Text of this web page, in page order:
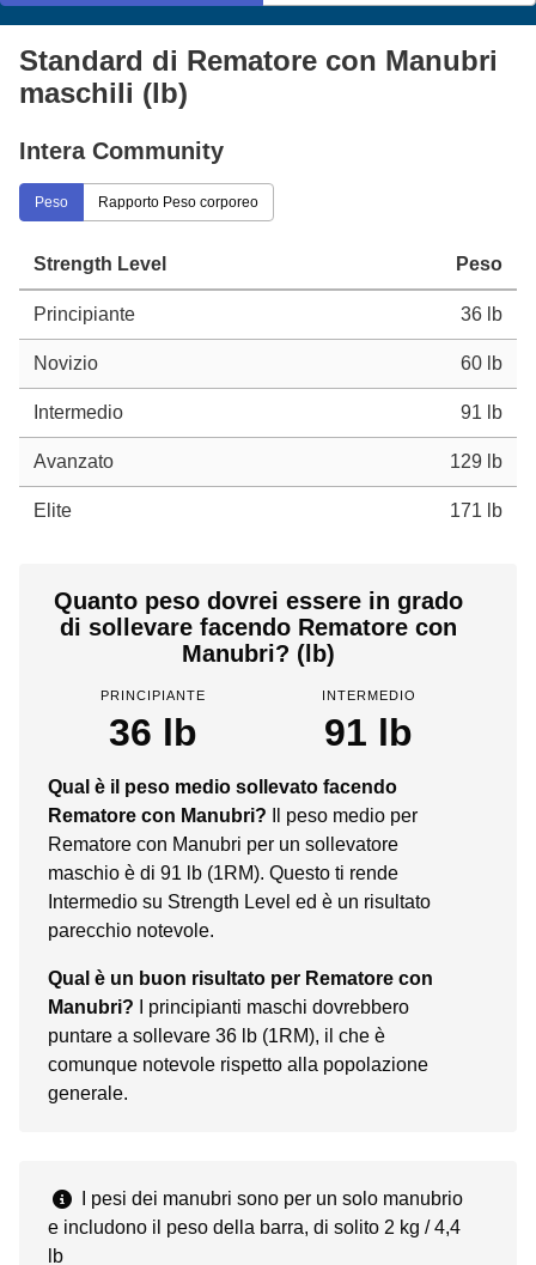
Standard di Rematore con Manubri
maschili (lb)
Intera Community
Peso Rapporto Peso corporeo
Strength Level Peso
Principiante 36 lb
Novizio 60 lb
Intermedio 91 lb
Avanzato 129 lb
Elite 171 lb
Quanto peso dovrei essere in grado
di sollevare facendo Rematore con
Manubri? (lb)
PRINCIPIANTE
36 lb
INTERMEDIO
91 lb
Qual è il peso medio sollevato facendo
Rematore con Manubri?
Il peso medio per
Rematore con Manubri per un sollevatore
maschio è di 91 lb (1RM). Questo ti rende
Intermedio su Strength Level ed è un risultato
parecchio notevole.
Qual è un buon risultato per Rematore con
Manubri?
I principianti maschi dovrebbero
puntare a sollevare 36 lb (1RM), il che è
comunque notevole rispetto alla popolazione
generale.
I pesi dei manubri sono per un solo manubrio
e includono il peso della barra, di solito 2 kg / 4,4
lb